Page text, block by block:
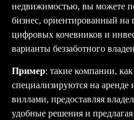
недвижимостью, вы можете
бизнес, ориентированный на
цифровых кочевников и
варианты беззаботного
Пример: такие компании,
специализируются на
виллами, предоставляя
удобные решения и